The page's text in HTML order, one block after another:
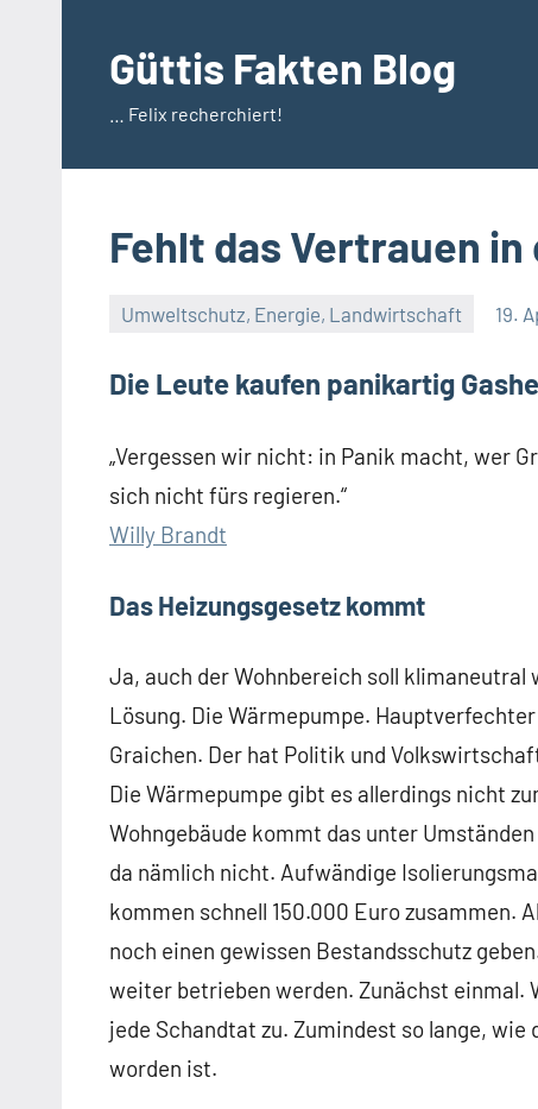
springenGüttis Fakten Blog
… Felix recherchiert!
Fehlt das Vertrauen
Umweltschutz, Energie, Landwirtschaft 19.
Die Leute kaufen panikartig
„Vergessen wir nicht: in Panik macht, wer
sich nicht fürs regieren.“
Willy Brandt
Das Heizungsgesetz kommt
Ja, auch der Wohnbereich soll klimaneutral
Lösung. Die Wärmepumpe.
Graichen. Der hat Politik und
Die Wärmepumpe gibt es allerdings nicht
Wohngebäude kommt das unter
da nämlich nicht. Aufwändige
kommen schnell 150.000 Euro zusammen.
noch einen gewissen Bestandsschutz
weiter betrieben werden. Zunächst einmal.
jede Schandtat zu. Zumindest so lange,
worden ist.